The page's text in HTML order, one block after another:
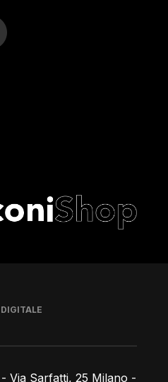
Via Sarfatti, 25 Milano -